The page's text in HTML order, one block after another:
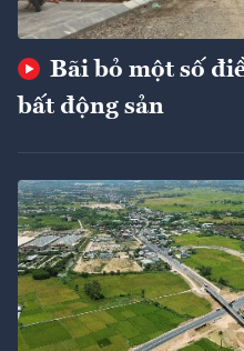
Bãi bỏ một số
bất động sản